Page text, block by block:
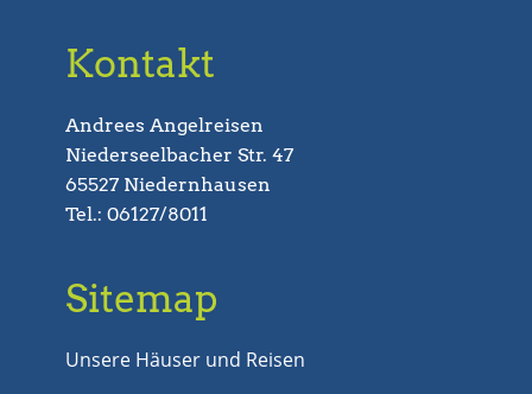
Kontakt
Andrees Angelreisen
Niederseelbacher Str. 47
65527 Niedernhausen
Tel.: 06127/8011
Sitemap
Unsere Häuser und Reisen